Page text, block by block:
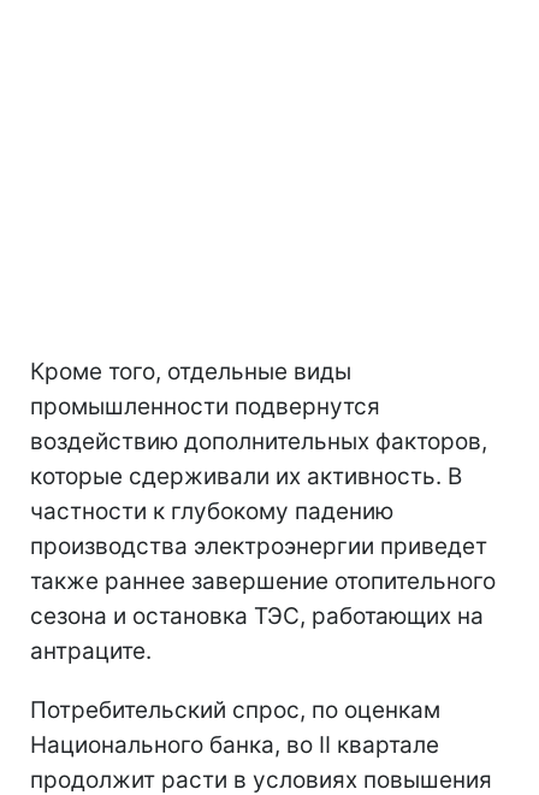
Кроме того, отдельные виды
промышленности подвернутся
воздействию дополнительных факторов,
которые сдерживали их активность. В
частности к глубокому падению
производства электроэнергии приведет
также раннее завершение отопительного
сезона и остановка ТЭС, работающих на
антраците.
Потребительский спрос, по оценкам
Национального банка, во II квартале
продолжит расти в условиях повышения